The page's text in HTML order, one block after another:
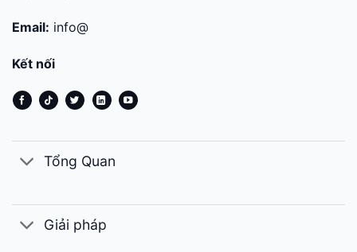
Email: info@
Kết nối
Tổng Quan
Giải pháp